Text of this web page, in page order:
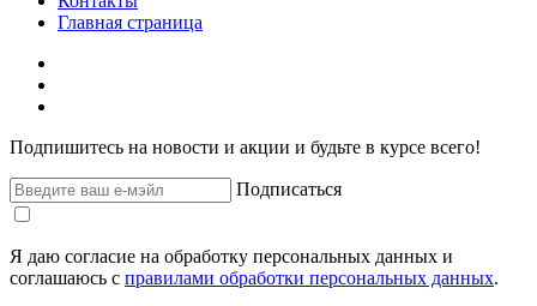
Главная страница
Подпишитесь на новости и акции и будьте в курсе всего!
Подписаться
Я даю согласие на обработку персональных данных и
соглашаюсь с правилами обработки персональных данных.